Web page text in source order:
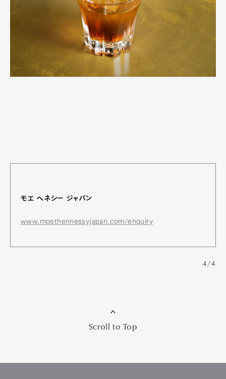
モエ ヘネシー ジャパン
www.moethennessyjapan.com/enquiry
4/4
Scroll to Top